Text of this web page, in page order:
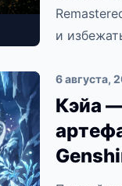
и
6 августа,
Кэйа